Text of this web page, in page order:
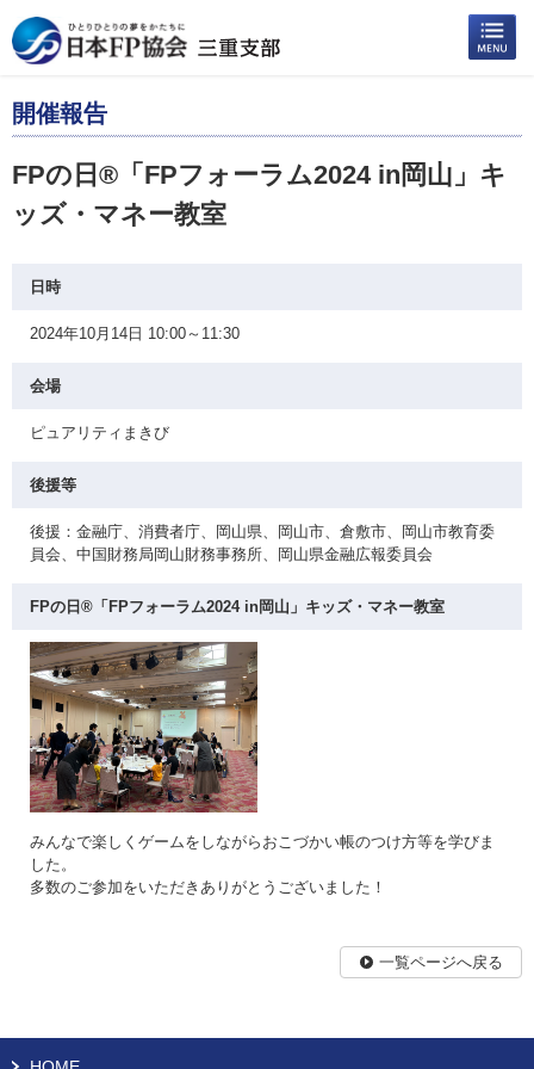
開催報告
FPの日®「FPフォーラム2024 in岡山」キ
ッズ・マネー教室
日時
2024年10月14日 10:00～11:30
会場
ピュアリティまきび
後援等
後援：金融庁、消費者庁、岡山県、岡山市、倉敷市、岡山市教育委
員会、中国財務局岡山財務事務所、岡山県金融広報委員会
FPの日®「FPフォーラム2024 in岡山」キッズ・マネー教室
みんなで楽しくゲームをしながらおこづかい帳のつけ方等を学びま
した。
多数のご参加をいただきありがとうございました！
一覧ページへ戻る